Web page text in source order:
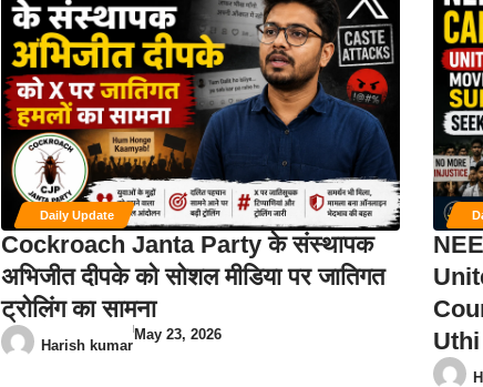
Daily Update
Cockroach Janta Party के संस्थापक
अभिजीत दीपके को सोशल मीडिया पर जातिगत
ट्रोलिंग का सामना
Harish kumar
May 23, 2026